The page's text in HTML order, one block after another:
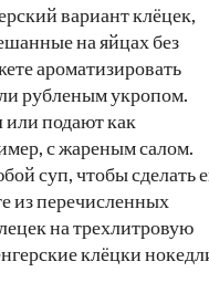
вариант клёцек,
на яйцах без
ароматизировать
рубленым укропом.
подают как
с жареным салом.
суп, чтобы сделать
из перечисленных
на трехлитровую
клёцки